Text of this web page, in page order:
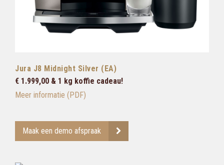
Jura J8 Midnight Silver (EA)
€ 1.999,00 & 1 kg koffie cadeau!
Meer informatie (PDF)
Maak een demo afspraak